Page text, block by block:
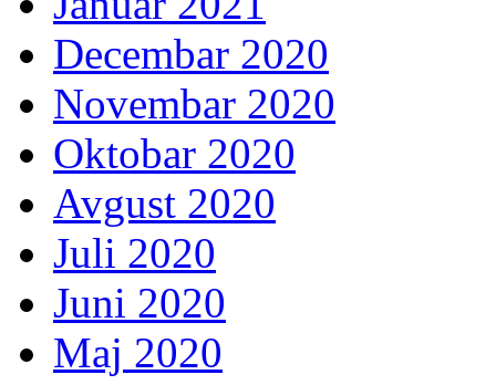
Decembar 2020
Novembar 2020
Oktobar 2020
Avgust 2020
Juli 2020
Juni 2020
Maj 2020